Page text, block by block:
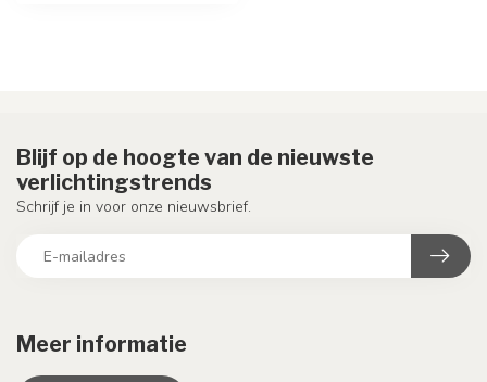
Meer informatie
Blijf op de hoogte van de nieuwste
verlichtingstrends
Schrijf je in voor onze nieuwsbrief.